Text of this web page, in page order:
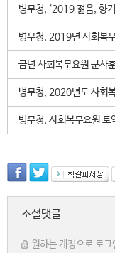
병무청, ‘2019 젊음, 향
병무청, 2019년 사회복
금년 사회복무요원 군사
병무청, 2020년도 사회
병무청, 사회복무요원
소셜댓글
원하는 계정으로 로